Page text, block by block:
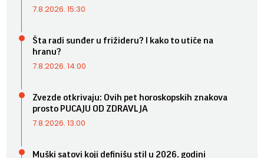
7.8.2026. 15:30
Šta radi sunđer u frižideru? I kako to utiče na
hranu?
7.8.2026. 14:00
Zvezde otkrivaju: Ovih pet horoskopskih znakova
prosto PUCAJU OD ZDRAVLJA
7.8.2026. 13:00
Muški satovi koji definišu stil u 2026. godini